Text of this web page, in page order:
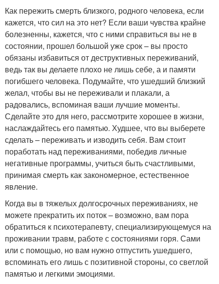
Как пережить смерть близкого, родного человека, если
кажется, что сил на это нет? Если ваши чувства крайне
болезненны, кажется, что с ними справиться вы не в
состоянии, прошел большой уже срок – вы просто
обязаны избавиться от деструктивных переживаний,
ведь так вы делаете плохо не лишь себе, а и памяти
погибшего человека. Подумайте, что ушедший близкий
желал, чтобы вы не переживали и плакали, а
радовались, вспоминая ваши лучшие моменты.
Сделайте это для него, рассмотрите хорошее в жизни,
наслаждайтесь его памятью. Худшее, что вы выберете
сделать – переживать и изводить себя. Вам стоит
поработать над переживаниями, победив личные
негативные программы, учиться быть счастливыми,
принимая смерть как закономерное, естественное
явление.
Когда вы в тяжелых долгосрочных переживаниях, не
можете прекратить их поток – возможно, вам пора
обратиться к психотерапевту, специализирующемуся на
проживании травм, работе с состояниями горя. Сами
или с помощью, но вам нужно отпустить ушедшего,
вспоминать его лишь с позитивной стороны, со светлой
памятью и легкими эмоциями.